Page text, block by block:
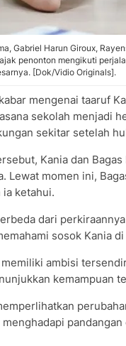
Gabriel Harun Giroux,
penonton mengikuti
[Dok/Vidio Originals].
mengenai taaruf
sekolah menjadi
sekitar setelah
Kania dan
Lewat momen ini,
ketahui.
dari
sosok Kania
ambisi
kemampuan
menghadapi